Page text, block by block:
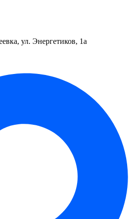
ул. Энергетиков, 1а